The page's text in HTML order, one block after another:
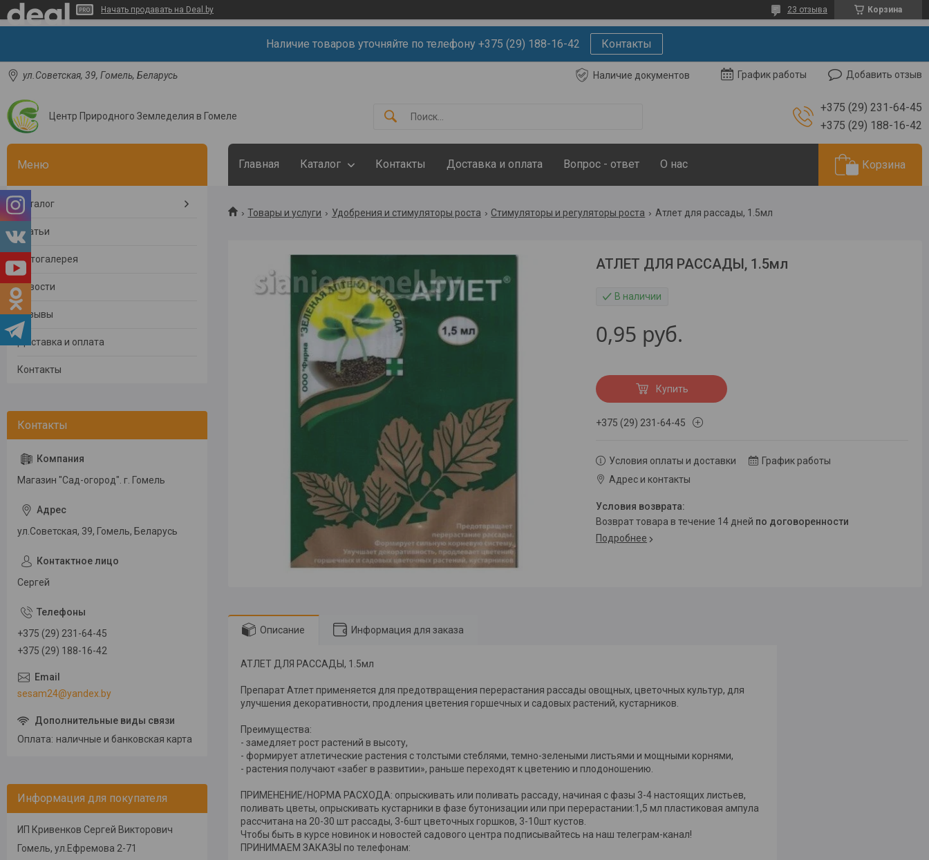
Начать продавать на Deal.by Корзина
23 отзыва
Наличие товаров уточняйте по телефону +375 (29) 188-16-42 Контакты
ул.Советская, 39, Гомель, Беларусь Наличие документов График работы Добавить отзыв
Центр Природного Земледелия в Гомеле
+375 (29) 231-64-45
+375 (29) 188-16-42
Главная Каталог Контакты Доставка и оплата Вопрос - ответ О нас Корзина
Товары и услуги Удобрения и стимуляторы роста Стимуляторы и регуляторы роста Атлет для рассады, 1.5мл
АТЛЕТ ДЛЯ РАССАДЫ, 1.5мл
В наличии
0,95 руб.
Купить
+375 (29) 231-64-45
Условия оплаты и доставки
График работы
Адрес и контакты
возврат товара в течение 14 дней по договоренности
Подробнее
Описание Информация для заказа
АТЛЕТ ДЛЯ РАССАДЫ, 1.5мл
Препарат Атлет применяется для предотвращения перерастания рассады овощных, цветочных культур, для
улучшения декоративности, продления цветения горшечных и садовых растений, кустарников.
Преимущества:
- замедляет рост растений в высоту,
- формирует атлетические растения с толстыми стеблями, темно-зелеными листьями и мощными корнями,
- растения получают «забег в развитии», раньше переходят к цветению и плодоношению.
ПРИМЕНЕНИЕ/НОРМА РАСХОДА: опрыскивать или поливать рассаду, начиная с фазы 3-4 настоящих листьев,
поливать цветы, опрыскивать кустарники в фазе бутонизации или при перерастании:1,5 мл пластиковая ампула
рассчитана на 20-30 шт рассады, 3-6шт цветочных горшков, 3-10шт кустов.
Чтобы быть в курсе новинок и новостей садового центра подписывайтесь на наш телеграм-канал!
ПРИНИМАЕМ ЗАКАЗЫ по телефонам:
Каталог
Статьи
Фотогалерея
Новости
Отзывы
Доставка и оплата
Контакты
Магазин "Сад-огород". г. Гомель
ул.Советская, 39, Гомель, Беларусь
Сергей
+375 (29) 231-64-45
+375 (29) 188-16-42
sesam24@yandex.by
Оплата наличные и банковская карта
Информация для покупателя
ИП Кривенков Сергей Викторович
Гомель, ул.Ефремова 2-71